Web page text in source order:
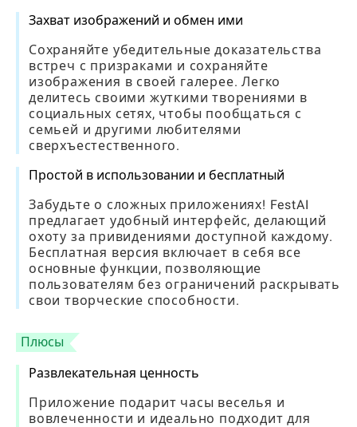
Захват изображений и обмен ими
Сохраняйте убедительные доказательства
встреч с призраками и сохраняйте
изображения в своей галерее. Легко
делитесь своими жуткими творениями в
социальных сетях, чтобы пообщаться с
семьей и другими любителями
сверхъестественного.
Простой в использовании и бесплатный
Забудьте о сложных приложениях! FestAI
предлагает удобный интерфейс, делающий
охоту за привидениями доступной каждому.
Бесплатная версия включает в себя все
основные функции, позволяющие
пользователям без ограничений раскрывать
свои творческие способности.
Плюсы
Развлекательная ценность
Приложение подарит часы веселья и
вовлеченности и идеально подходит для